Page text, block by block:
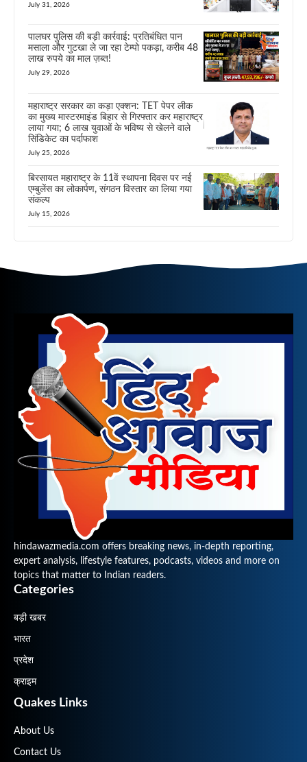
July 31, 2026
पालघर पुलिस की बड़ी कार्रवाई: प्रतिबंधित पान
मसाला और गुटखा ले जा रहा टेम्पो पकड़ा, करीब 48
लाख रुपये का माल ज़ब्त!
July 29, 2026
महाराष्ट्र सरकार का कड़ा एक्शन: TET पेपर लीक
का मुख्य मास्टरमाइंड बिहार से गिरफ्तार कर महाराष्ट्र
लाया गया; 6 लाख युवाओं के भविष्य से खेलने वाले
सिंडिकेट का पर्दाफाश
July 25, 2026
बिरसायत महाराष्ट्र के 11वें स्थापना दिवस पर नई
एम्बुलेंस का लोकार्पण, संगठन विस्तार का लिया गया
संकल्प
July 15, 2026
hindawazmedia.com offers breaking news, in-depth reporting,
expert analysis, lifestyle features, podcasts, videos and more on
topics that matter to Indian readers.
Categories
बड़ी खबर
भारत
प्रदेश
क्राइम
Quakes Links
About Us
Contact Us